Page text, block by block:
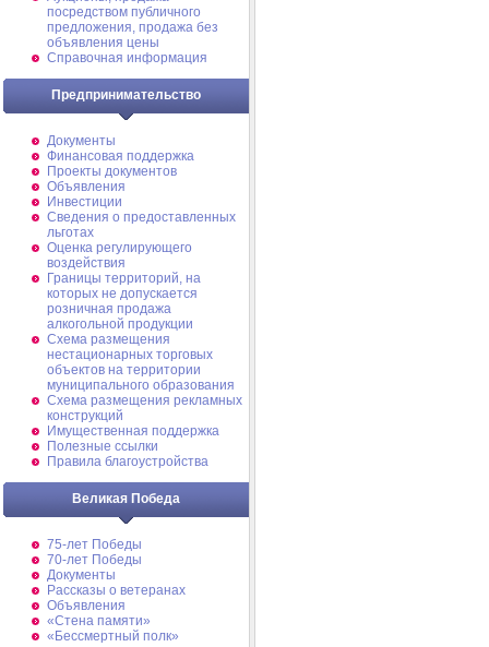
посредством публичного
предложения, продажа без
объявления цены
Справочная информация
Предпринимательство
Документы
Финансовая поддержка
Проекты документов
Объявления
Инвестиции
Сведения о предоставленных
льготах
Оценка регулирующего
воздействия
Границы территорий, на
которых не допускается
розничная продажа
алкогольной продукции
Схема размещения
нестационарных торговых
объектов на территории
муниципального образования
Схема размещения рекламных
конструкций
Имущественная поддержка
Полезные ссылки
Правила благоустройства
Великая Победа
75-лет Победы
70-лет Победы
Документы
Рассказы о ветеранах
Объявления
«Стена памяти»
«Бессмертный полк»